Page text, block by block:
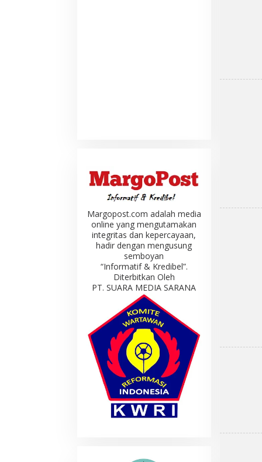
Margopost.com adalah media
online yang mengutamakan
integritas dan kepercayaan,
hadir dengan mengusung
semboyan
“Informatif & Kredibel”.
Diterbitkan Oleh
PT. SUARA MEDIA SARANA